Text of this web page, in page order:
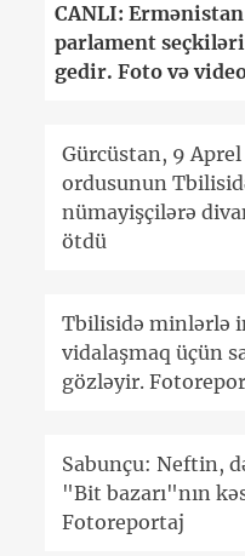
CANLI:
parlament
gedir. Foto və
Gürcüstan, 9
ordusunun
nümayişçilərə
ötdü
Tbilisidə minlərlə
vidalaşmaq üçün
gözləyir.
Sabunçu: Neftin,
"Bit bazarı"nın
Fotoreportaj